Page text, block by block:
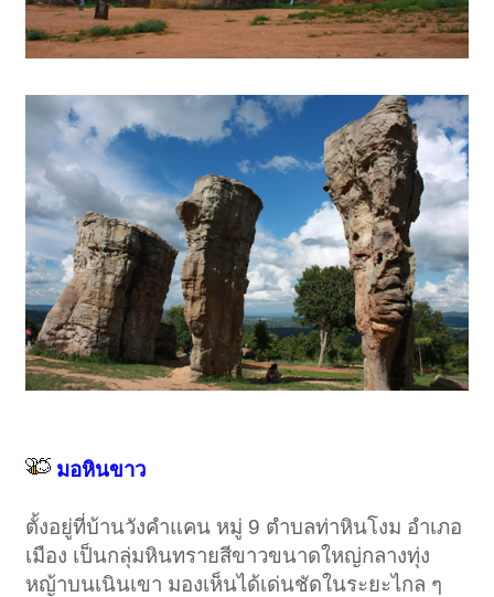
มอหินขาว
ตั้งอยู่ที่บ้านวังคำแคน หมู่ 9 ตำบลท่าหินโงม อำเภอ
เมือง เป็นกลุ่มหินทรายสีขาวขนาดใหญ่กลางทุ่ง
หญ้าบนเนินเขา มองเห็นได้เด่นชัดในระยะไกล ๆ